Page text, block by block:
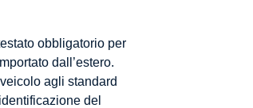
obbligatorio per
dall’estero.
agli standard
del